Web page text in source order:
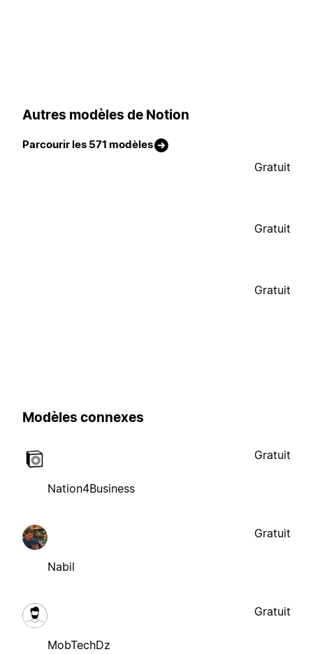
Autres modèles de Notion
Parcourir les 571 modèles
Gratuit
Gratuit
Gratuit
Modèles connexes
Nation4Business
Gratuit
Nabil
Gratuit
MobTechDz
Gratuit